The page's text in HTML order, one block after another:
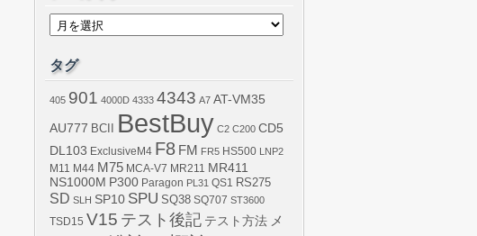
ア
イ
ブ
タグ
405 901 4000D 4333 4343 A7 AT-VM35
AU777 BCII BestBuy C2 C200 CD5
DL103 ExclusiveM4 F8 FM FR5 HS500 LNP2
M11
M44 M75 MCA-V7 MR211 MR411
NS1000M P300 Paragon PL31 QS1 RS275
SD SLH SP10 SPU SQ38 SQ707 ST3600
TSD15 V15 テスト後記 テスト方法 メ